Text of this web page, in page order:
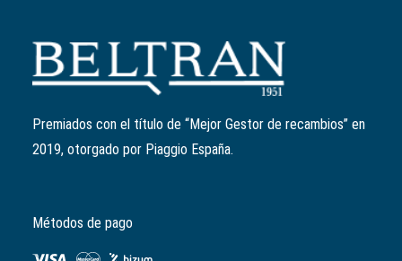
Rodillo variador 18mm/10gr (antes 1A001380)
CM308503
4,65
original
era:
El
actual
Premiados con el título de “Mejor Gestor de recambios” en
2019, otorgado por Piaggio España.
Métodos de pago